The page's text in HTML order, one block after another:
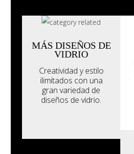
MÁS DISEÑOS DE
VIDRIO
Creatividad y estilo
ilimitados con una
gran variedad de
diseños de vidrio.